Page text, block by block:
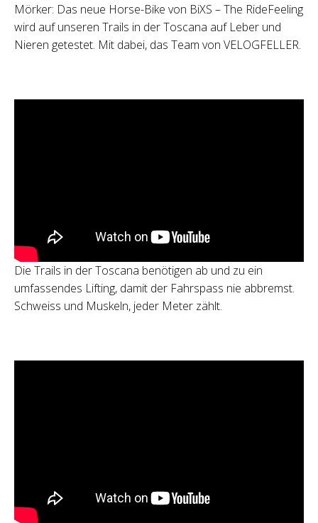
Mörker: Das neue Horse-Bike von BiXS – The RideFeeling
wird auf unseren Trails in der Toscana auf Leber und
Nieren getestet. Mit dabei, das Team von VELOGFELLER.
Die Trails in der Toscana benötigen ab und zu ein
umfassendes Lifting, damit der Fahrspass nie abbremst.
Schweiss und Muskeln, jeder Meter zählt.